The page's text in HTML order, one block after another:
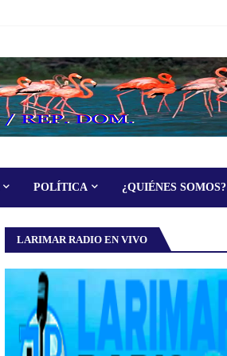
POLÍTICA ¿QUIÉNES SOMOS?
LARIMAR RADIO EN VIVO